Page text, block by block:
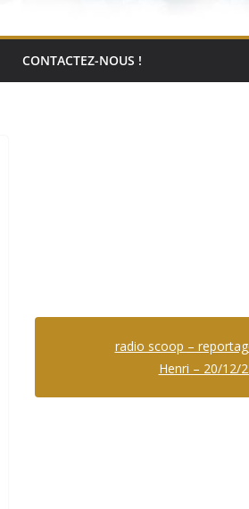
CONTACTEZ-NOUS !
radio scoop –
Henri – 20/12/